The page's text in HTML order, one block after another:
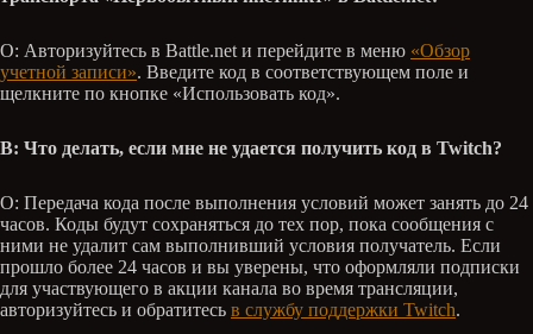
О: Авторизуйтесь в Battle.net и перейдите в меню «Обзор
учетной записи». Введите код в соответствующем поле и
щелкните по кнопке «Использовать код».
В: Что делать, если мне не удается получить код в Twitch?
О: Передача кода после выполнения условий может занять до 24
часов. Коды будут сохраняться до тех пор, пока сообщения с
ними не удалит сам выполнивший условия получатель. Если
прошло более 24 часов и вы уверены, что оформляли подписки
для участвующего в акции канала во время трансляции,
авторизуйтесь и обратитесь в службу поддержки Twitch.